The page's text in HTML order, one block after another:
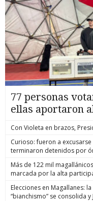
77 personas
ellas aportaron
Con Violeta en brazos,
Curioso: fueron a
terminaron detenidos por
Más de 122 mil
marcada por la alta
Elecciones en Magallanes:
“bianchismo” se consolida